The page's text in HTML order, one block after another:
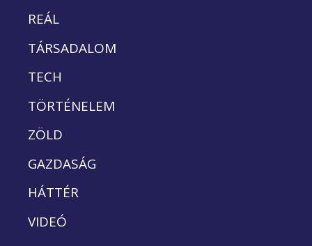
REÁL
TÁRSADALOM
TECH
TÖRTÉNELEM
ZÖLD
GAZDASÁG
HÁTTÉR
VIDEÓ